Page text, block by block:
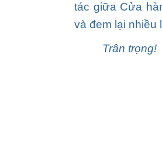
tác giữa Cửa
và đem lại nhiều
Trân trọng!